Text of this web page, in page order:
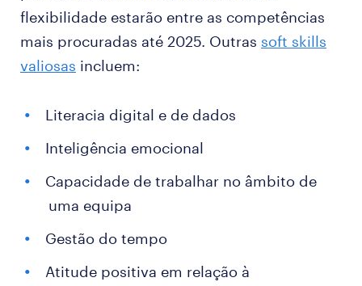
flexibilidade estarão entre as competências
mais procuradas até 2025. Outras soft skills
valiosas incluem:
Literacia digital e de dados
Inteligência emocional
Capacidade de trabalhar no âmbito de
uma equipa
Gestão do tempo
Atitude positiva em relação à